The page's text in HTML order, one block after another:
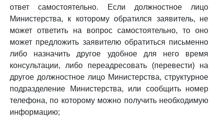
ответ самостоятельно. Если должностное лицо
Министерства, к которому обратился заявитель, не
может ответить на вопрос самостоятельно, то оно
может предложить заявителю обратиться письменно
либо назначить другое удобное для него время
консультации, либо переадресовать (перевести) на
другое должностное лицо Министерства, структурное
подразделение Министерства, или сообщить номер
телефона, по которому можно получить необходимую
информацию;